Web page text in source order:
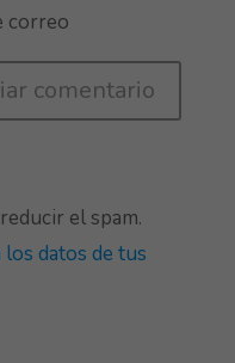
correo
el spam.
datos de tus